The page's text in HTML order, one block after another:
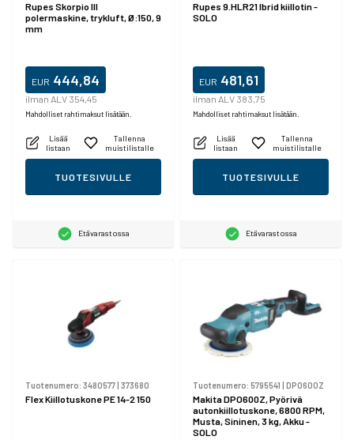
Rupes Skorpio III
polermaskine, trykluft, Ø:150, 9
mm
EUR 444,84
ilman ALV 354,45
Mahdolliset rahtimaksut lisätään.
Lisää
listaan
Tallenna
muistilistalle
TUOTESIVULLE
Etävarastossa
Rupes 9.HLR21 Ibrid kiillotin -
SOLO
EUR 481,61
ilman ALV 383,75
Mahdolliset rahtimaksut lisätään.
Lisää
listaan
Tallenna
muistilistalle
TUOTESIVULLE
Etävarastossa
Tuotenumero: 3480577 373680
Flex Kiillotuskone PE 14-2 150
Tuotenumero: 5795541 DPO600Z
Makita DPO600Z, Pyörivä
autonkiillotuskone, 6800 RPM,
Musta, Sininen, 3 kg, Akku -
SOLO